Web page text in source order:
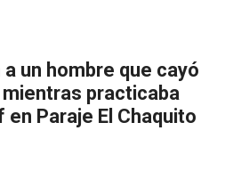
a un hombre que cayó
mientras practicaba
en Paraje El Chaquito